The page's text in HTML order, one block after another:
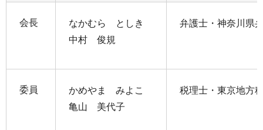
会長
なかむら としき
中村 俊規
弁護士・神奈川県
委員
かめやま みよこ
亀山 美代子
税理士・東京地方